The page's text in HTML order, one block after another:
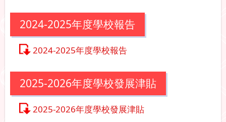
2024-2025年度學校報告
2024-2025年度學校報告
2025-2026年度學校發展津貼
2025-2026年度學校發展津貼